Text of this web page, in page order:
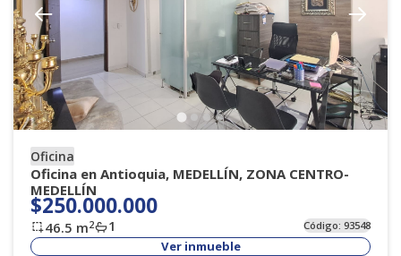
Oficina
Oficina en Antioquia, MEDELLÍN, ZONA CENTRO-
MEDELLÍN
$250.000.000
46.5 m2 1 Código:93548
Ver inmueble